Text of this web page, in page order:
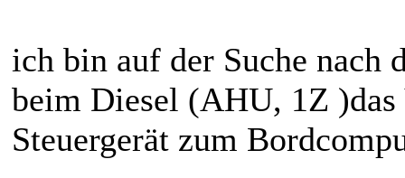
ich bin auf der Suche nach
beim Diesel (AHU, 1Z )das
Steuergerät zum